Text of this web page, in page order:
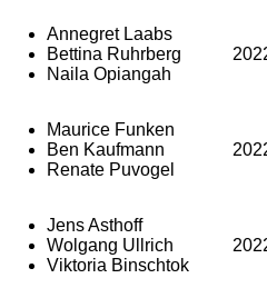
Annegret Laabs
Bettina Ruhrberg
Naila Opiangah
Maurice Funken
Ben Kaufmann
Renate Puvogel
Jens Asthoff
Wolgang Ullrich
Viktoria Binschtok